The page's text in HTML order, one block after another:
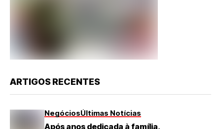
ARTIGOS RECENTES
NegóciosÚltimas Notícias
Após anos dedicada à família,